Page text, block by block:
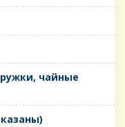
чайные